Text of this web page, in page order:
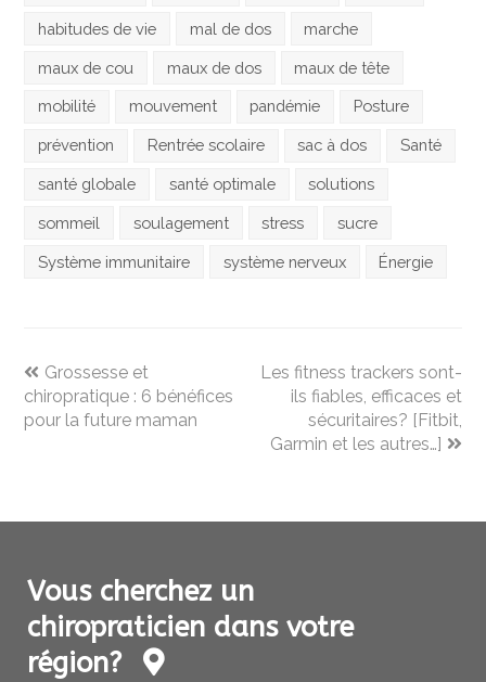
habitudes de vie mal de dos marche
maux de cou maux de dos maux de tête
mobilité mouvement pandémie Posture
prévention Rentrée scolaire sac à dos Santé
santé globale santé optimale solutions
sommeil soulagement stress sucre
Système immunitaire système nerveux Énergie
previous
post:
Grossesse et
chiropratique : 6 bénéfices
pour la future maman
next
post:
Les fitness trackers sont-
ils fiables, efficaces et
sécuritaires? [Fitbit,
Garmin et les autres…]
Vous cherchez un
chiropraticien dans votre
région?